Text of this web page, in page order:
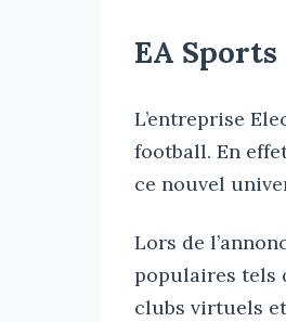
EA
L’entreprise
football. En
ce nouvel
Lors de
populaires tels
clubs virtuels